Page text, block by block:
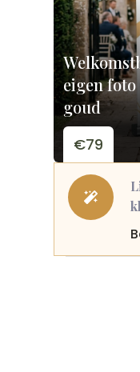
eigen
goud
€79
